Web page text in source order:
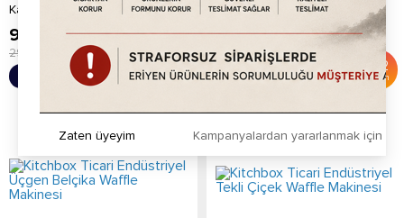
Kas...
%67
İndirim
9,920.00TL
29,760.00 TL
Sepete Ekle
% 62
İndirim
14,920.00TL
38,760.00TL
Sepete Ekle
Kampanyalardan yararlanmak için
Zaten üyeyim